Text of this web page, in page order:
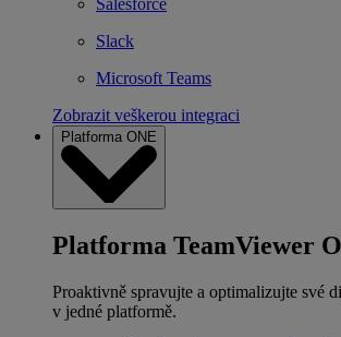
Salesforce
Slack
Microsoft Teams
Zobrazit veškerou integraci
Platforma ONE
Platforma TeamViewer
Proaktivně spravujte a optimalizujte své
v jedné platformě.